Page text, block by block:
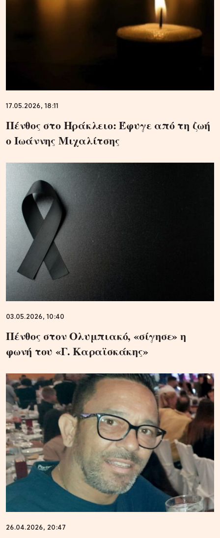
17.05.2026, 18:11
Πένθος στο Ηράκλειο: Έφυγε από τη ζωή
ο Ιωάννης Μιχαλίτσης
03.05.2026, 10:40
Πένθος στον Ολυμπιακό, «σίγησε» η
φωνή του «Γ. Καραϊσκάκης»
26.04.2026, 20:47